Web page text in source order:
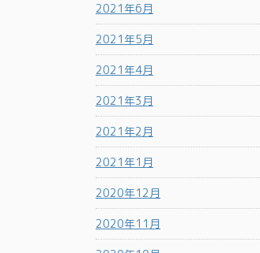
2021年6月
2021年5月
2021年4月
2021年3月
2021年2月
2021年1月
2020年12月
2020年11月